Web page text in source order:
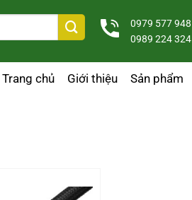
0979 577 948
0989 224 324
Trang chủ Giới thiệu Sản phẩm